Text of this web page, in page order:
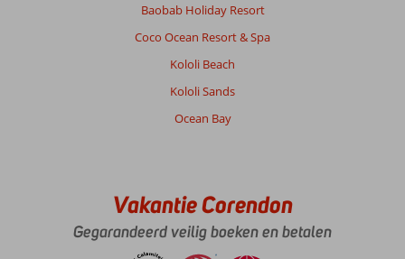
Baobab Holiday Resort
Coco Ocean Resort & Spa
Kololi Beach
Kololi Sands
Ocean Bay
Vakantie Corendon
Gegarandeerd veilig boeken en betalen